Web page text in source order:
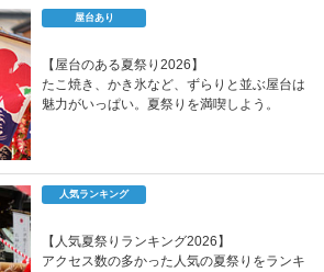
屋台あり
【屋台のある夏祭り2026】
たこ焼き、かき氷など、ずらりと並ぶ屋台は
魅力がいっぱい。夏祭りを満喫しよう。
人気ランキング
【人気夏祭りランキング2026】
アクセス数の多かった人気の夏祭りをランキ